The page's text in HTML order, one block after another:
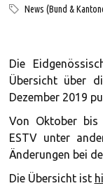
News (Bund &
Die
Übersicht über
Dezember 2019
Von Oktober bis
ESTV unter
Änderungen bei
Die Übersicht ist